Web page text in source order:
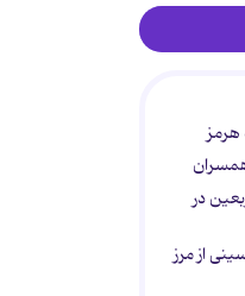
در
از مرز